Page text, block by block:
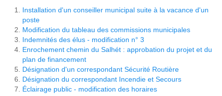
Installation d'un conseiller municipal suite à la vacance d'un
poste
Modification du tableau des commissions municipales
Indemnités des élus - modification n° 3
Enrochement chemin du Salhét : approbation du projet et du
plan de financement
Désignation d'un correspondant Sécurité Routière
Désignation du correspondant Incendie et Secours
Éclairage public - modification des horaires